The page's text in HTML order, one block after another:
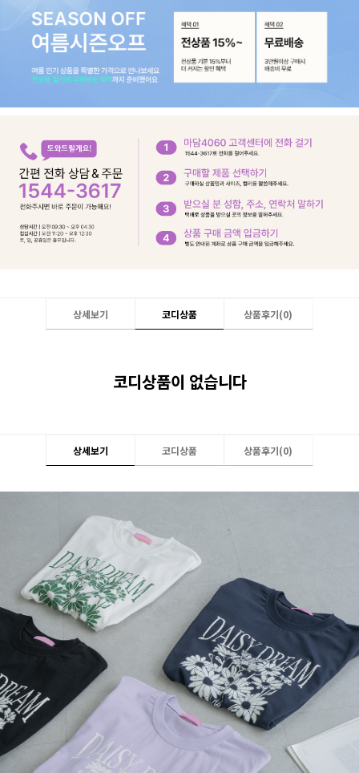
상세보기 코디상품 상품후기(0)
코디상품이 없습니다
상세보기 코디상품 상품후기(0)